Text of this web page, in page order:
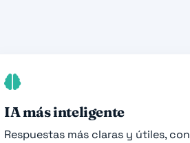
IA más inteligente
Respuestas más claras y útiles, con